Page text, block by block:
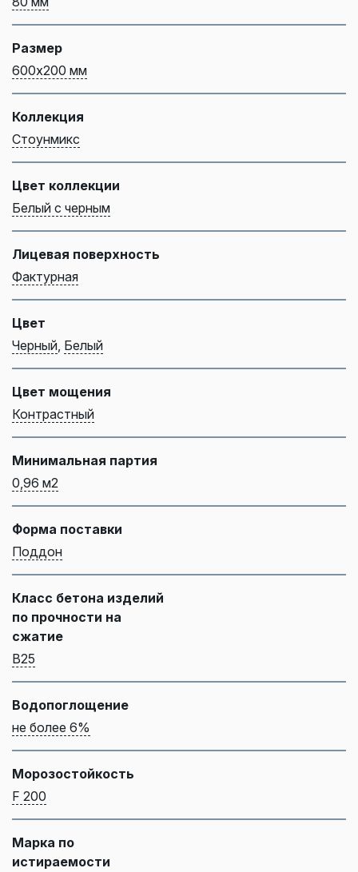
Размер
600х200 мм
Коллекция
Стоунмикс
Цвет коллекции
Белый с черным
Лицевая поверхность
Фактурная
Цвет
Черный Белый
Цвет мощения
Контрастный
Минимальная партия
0,96 м2
Форма поставки
Поддон
Класс бетона изделий
по прочности на
сжатие
B25
Водопоглощение
не более 6%
Морозостойкость
F 200
Марка по
истираемости